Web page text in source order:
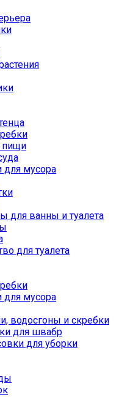
пищи
мусора
для ванны и туалета
для туалета
мусора
водосгоны и скребки
для швабр
для уборки